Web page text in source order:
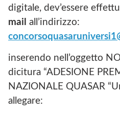
digitale, dev’essere
mail all’indirizzo:
inserendo nell’oggetto
dicitura “ADESIONE
NAZIONALE QUASAR
allegare: